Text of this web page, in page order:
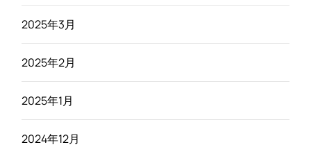
2025年3月
2025年2月
2025年1月
2024年12月